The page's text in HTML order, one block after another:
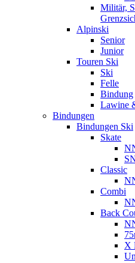
Militär,
Alpinski
Senior
Junior
Touren Ski
Ski
Felle
Bindung
Lawine
Bindungen
Bindungen Ski
Skate
Classic
Combi
Back
X